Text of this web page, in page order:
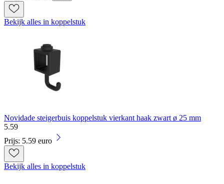
Bekijk alles in koppelstuk
Novidade steigerbuis koppelstuk vierkant haak zwart ø 25 mm
5.59
Prijs: 5.59 euro
Bekijk alles in koppelstuk